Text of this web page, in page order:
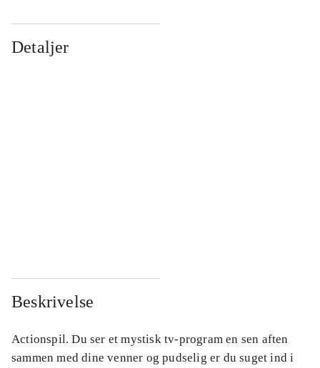
Detaljer
Beskrivelse
Actionspil. Du ser et mystisk tv-program en sen aften
sammen med dine venner og pudselig er du suget ind i